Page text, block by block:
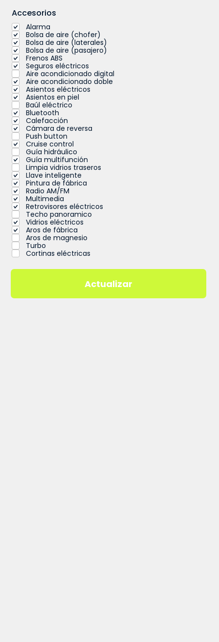
Accesorios
Alarma
Bolsa de aire (chofer)
Bolsa de aire (laterales)
Bolsa de aire (pasajero)
Frenos ABS
Seguros eléctricos
Aire acondicionado digital
Aire acondicionado doble
Asientos eléctricos
Asientos en piel
Baúl eléctrico
Bluetooth
Calefacción
Cámara de reversa
Push button
Cruise control
Guía hidráulico
Guía multifunción
Limpia vidrios traseros
Llave inteligente
Pintura de fábrica
Radio AM/FM
Multimedia
Retrovisores eléctricos
Techo panoramico
Vidrios eléctricos
Aros de fábrica
Aros de magnesio
Turbo
Cortinas eléctricas
Actualizar